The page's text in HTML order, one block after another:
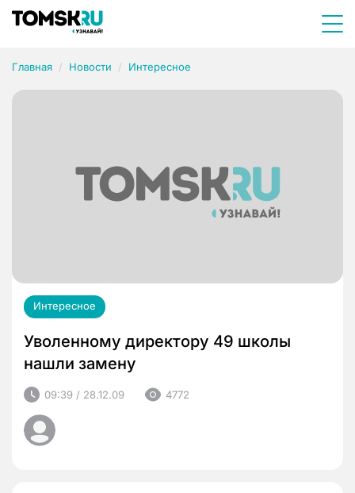
Главная Новости Интересное
Интересное
Уволенному директору 49 школы
нашли замену
09:39 / 28.12.09 4772